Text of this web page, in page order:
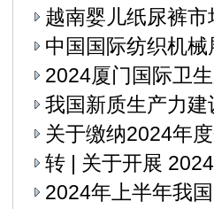
越南婴儿纸尿裤
中国国际纺织机
2024厦门国际卫
我国新质生产力
关于缴纳2024年
转 | 关于开展
2024年上半年我